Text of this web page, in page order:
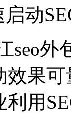
动
seo外
效果
用